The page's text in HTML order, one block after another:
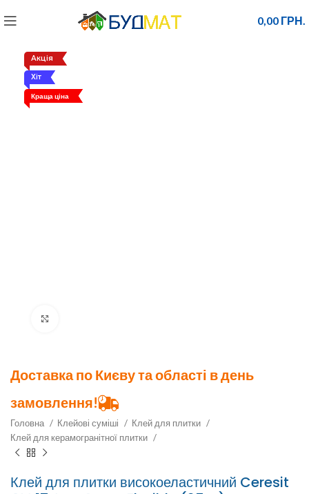
0,00 ГРН.
Акція
Хіт
Краща ціна
Доставка по Києву та області в день
замовлення!
Головна Клейові суміші
Клей для плитки
Клей для керамогранітної плитки
Клей для плитки високоеластичний Ceresit